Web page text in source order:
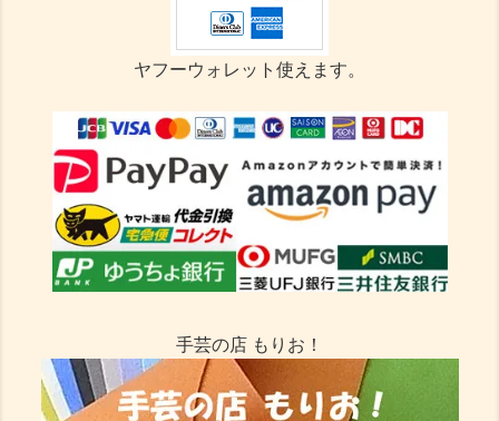
ヤフーウォレット使えます。
手芸の店 もりお！